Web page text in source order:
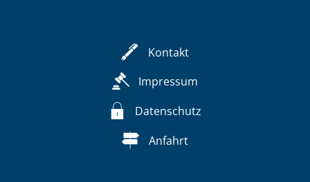
Kontakt
Impressum
Datenschutz
Anfahrt